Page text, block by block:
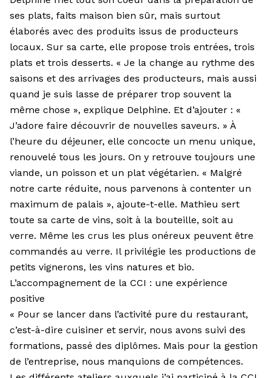
ses plats, faits maison bien sûr, mais surtout
élaborés avec des produits issus de producteurs
locaux. Sur sa carte, elle propose trois entrées, trois
plats et trois desserts. « Je la change au rythme des
saisons et des arrivages des producteurs, mais aussi
quand je suis lasse de préparer trop souvent la
même chose », explique Delphine. Et d’ajouter : «
J’adore faire découvrir de nouvelles saveurs. » À
l’heure du déjeuner, elle concocte un menu unique,
renouvelé tous les jours. On y retrouve toujours une
viande, un poisson et un plat végétarien. « Malgré
notre carte réduite, nous parvenons à contenter un
maximum de palais », ajoute-t-elle. Mathieu sert
toute sa carte de vins, soit à la bouteille, soit au
verre. Même les crus les plus onéreux peuvent être
commandés au verre. Il privilégie les productions de
petits vignerons, les vins natures et bio.
L’accompagnement de la CCI : une expérience
positive
« Pour se lancer dans l’activité pure du restaurant,
c’est-à-dire cuisiner et servir, nous avons suivi des
formations, passé des diplômes. Mais pour la gestion
de l’entreprise, nous manquions de compétences.